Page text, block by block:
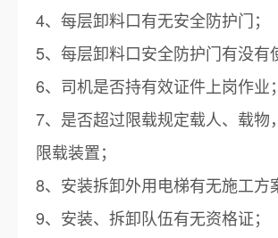
4、每层卸料口有无安全防护门；
5、每层卸料口安全防护门有没有
6、司机是否持有效证件上岗作业；
7、是否超过限载规定载人、载物
限载装置；
8、安装拆卸外用电梯有无施工方
9、安装、拆卸队伍有无资格证；